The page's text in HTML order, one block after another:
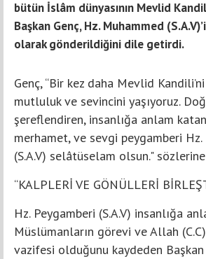
bütün İslâm dünyasının Mevlid
Başkan Genç, Hz. Muhammed
olarak gönderildiğini dile getirdi.
Genç, “Bir kez daha Mevlid
mutluluk ve sevincini yaşıyoruz.
şereflendiren, insanlığa anlam
merhamet, ve sevgi peygamberi
(S.A.V) selâtüselam olsun."
“KALPLERİ VE GÖNÜLLERİ
Hz. Peygamberi (S.A.V) insanlığa
Müslümanların görevi ve Allah
vazifesi olduğunu kaydeden Başkan